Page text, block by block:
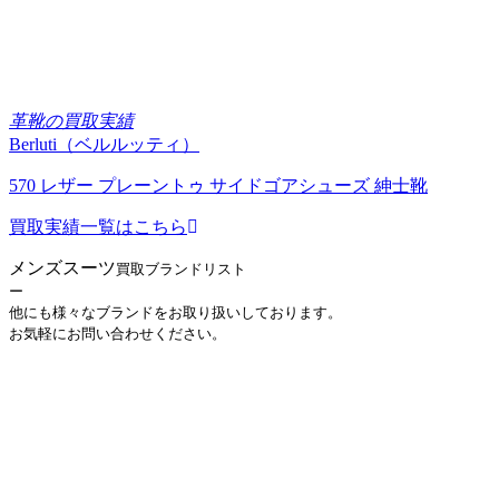
革靴の買取実績
Berluti（ベルルッティ）
570 レザー プレーントゥ サイドゴアシューズ 紳士靴
買取実績一覧はこちら
メンズスーツ買取ブランドリスト
ー
他にも様々なブランドをお取り扱いしております。
お気軽にお問い合わせください。